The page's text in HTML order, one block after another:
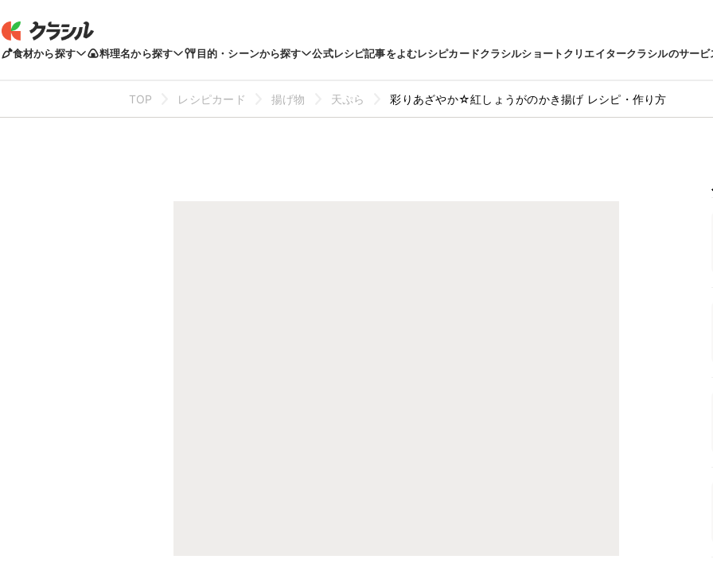
食材から探す 料理名から探す 目的・シーンから探す 公式レシピ記事をよむレシピカードクラシルショートクリエイタークラシルのサービ
TOP レシピカード 揚げ物 天ぷら 彩りあざやか☆紅しょうがのかき揚げ レシピ・作り方